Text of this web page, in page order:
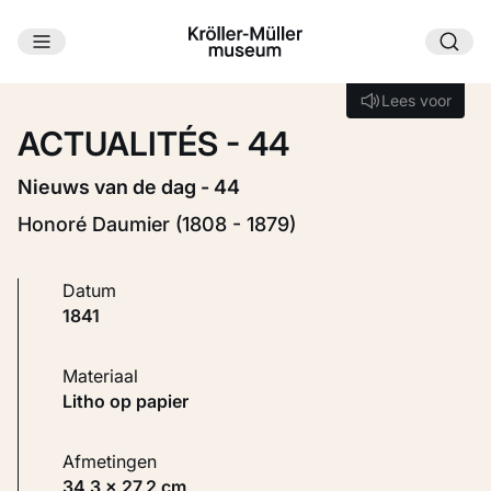
Ga naar hoofdinhoud
Lees voor
Lees voor
ACTUALITÉS - 44
Nieuws van de dag - 44
Honoré Daumier (1808 - 1879)
Datum
1841
Materiaal
Litho op papier
Afmetingen